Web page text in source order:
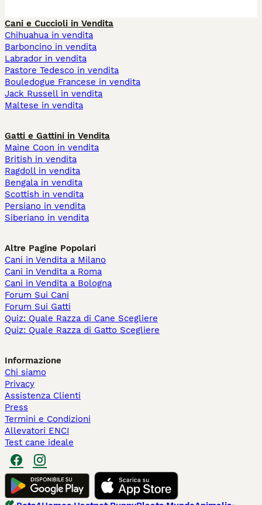
Cani e Cuccioli in Vendita
Chihuahua in vendita
Barboncino in vendita
Labrador in vendita
Pastore Tedesco in vendita
Bouledogue Francese in vendita
Jack Russell in vendita
Maltese in vendita
Gatti e Gattini in Vendita
Maine Coon in vendita
British in vendita
Ragdoll in vendita
Bengala in vendita
Scottish in vendita
Persiano in vendita
Siberiano in vendita
Altre Pagine Popolari
Cani in Vendita a Milano
Cani in Vendita a Roma
Cani in Vendita a Bologna
Forum Sui Cani
Forum Sui Gatti
Quiz: Quale Razza di Cane Scegliere
Quiz: Quale Razza di Gatto Scegliere
Informazione
Chi siamo
Privacy
Assistenza Clienti
Press
Termini e Condizioni
Allevatori ENCI
Test cane ideale